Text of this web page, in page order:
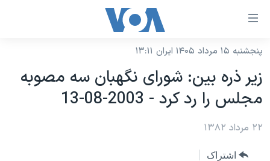
لینکهای
دسترسی
جهش
محتوای
اصلی
نسخه سبک وب‌سایت
موضوع ها
ایران
آمریکا
برنامه های تلویزیونی
جدول برنامه ها
پنجشنبه ۱۵ مرداد ۱۴۰۵ ایران ۱۳:۱۱
زير ذره بين: شورای نگهبان سه مصوبه
مجلس را رد کرد - 2003-08-13
۲۲ مرداد ۱۳۸۲
اشتراک